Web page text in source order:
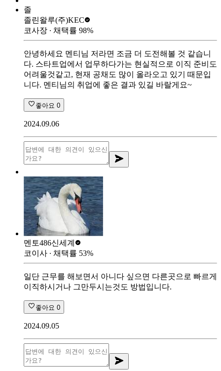
졸
졸린왈루(주)KEC
코사장 ∙ 채택률 98%
안녕하세요 멘티님 저라면 조금 더 도전해볼 것 같습니
다. 스타트업에서 업무하다가는 현실적으로 이직 준비도
어려울것같고, 현재 공채도 많이 올라오고 있기 때문입
니다. 멘티님의 취업에 좋은 결과 있길 바랄게요~
좋아요 0
2024.09.06
멘토486신세계
코이사 ∙ 채택률 53%
일단 근무를 해보면서 아니다 싶으면 다른곳으로 빠르게
이직하시거나 그만두시는것도 방법입니다.
좋아요 0
2024.09.05